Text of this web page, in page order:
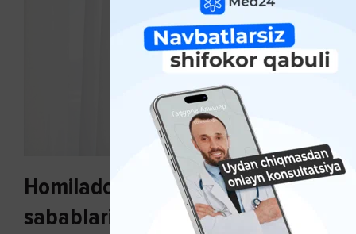
Homiladorlikda toksikoz
sabablari, belgilari va davolash